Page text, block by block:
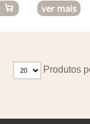
ver mais
Produtos